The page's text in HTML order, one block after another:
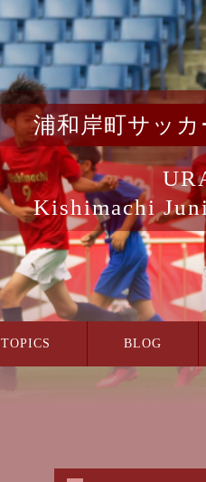
浦和岸町サッカ
Kishimachi
TOPICS BLOG